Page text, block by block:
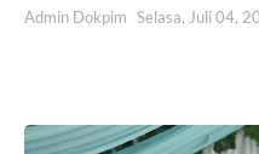
Admin Dokpim Selasa, Juli 04,